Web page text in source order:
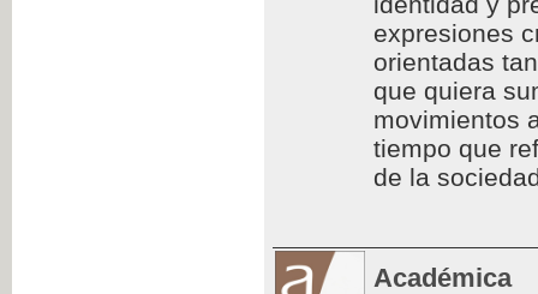
expresiones
orientadas
que quiera
movimientos
tiempo que
de la
Académica